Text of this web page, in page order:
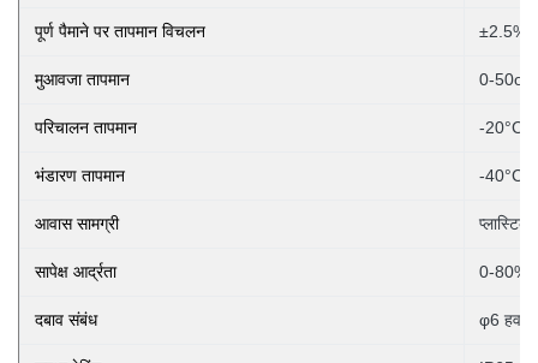
पूर्ण पैमाने पर तापमान विचलन ±2.5%
मुआवजा तापमान 0-50oC
परिचालन तापमान -20°C
भंडारण तापमान -40°C
आवास सामग्री प्लास्टिक
सापेक्ष आर्द्रता 0-80%
दबाव संबंध φ6 हवा